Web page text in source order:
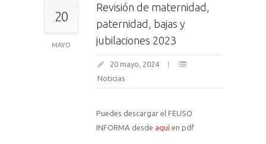
20
MAYO
Revisión de maternidad,
paternidad, bajas y
jubilaciones 2023
20 mayo, 2024
Noticias
Puedes descargar el FEUSO
INFORMA desde aquí en pdf